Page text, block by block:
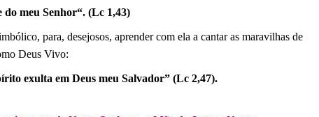
do meu Senhor“. (Lc 1,43)
para, desejosos, aprender com ela a cantar as maravilhas de
Deus Vivo:
exulta em Deus meu Salvador” (Lc 2,47).